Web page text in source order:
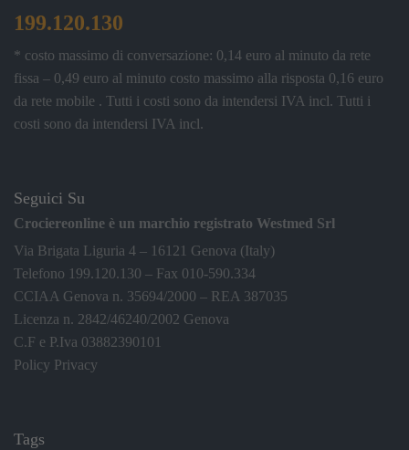
199.120.130
* costo massimo di conversazione: 0,14 euro al minuto da rete
fissa – 0,49 euro al minuto costo massimo alla risposta 0,16 euro
da rete mobile . Tutti i costi sono da intendersi IVA incl. Tutti i
costi sono da intendersi IVA incl.
Seguici Su
Crociereonline è un marchio registrato Westmed Srl
Via Brigata Liguria 4 – 16121 Genova (Italy)
Telefono 199.120.130 – Fax 010-590.334
CCIAA Genova n. 35694/2000 – REA 387035
Licenza n. 2842/46240/2002 Genova
C.F e P.Iva 03882390101
Policy Privacy
Tags